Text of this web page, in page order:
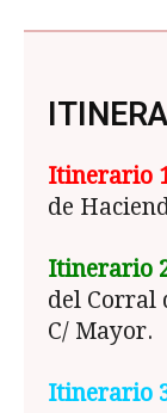
Itinerario
de
Itinerario
del Corral
C/ Mayor.
Itinerario